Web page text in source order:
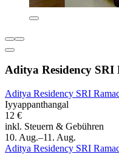
Aditya Residency SRI
Aditya Residency SRI
Iyyappanthangal
12 €
inkl. Steuern & Gebühren
10. Aug.–11. Aug.
Aditya Residency SRI